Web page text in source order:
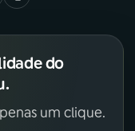
do
um clique.